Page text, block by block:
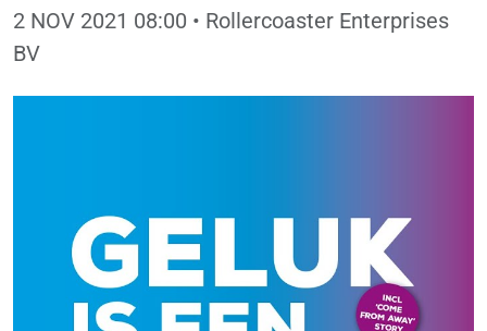
2 NOV 2021 08:00 • Rollercoaster Enterprises
BV